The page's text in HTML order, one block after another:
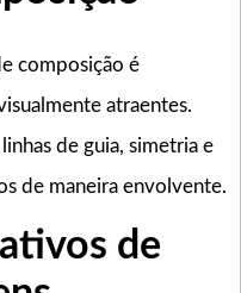
composição é
atraentes.
de guia, simetria e
de maneira envolvente.
de